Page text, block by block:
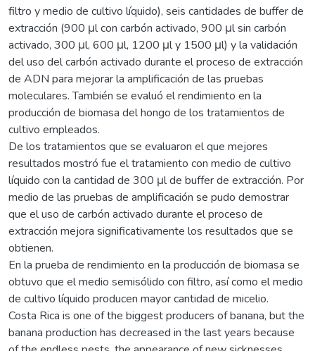
filtro y medio de cultivo líquido), seis cantidades de buffer de
extracción (900 μl con carbón activado, 900 μl sin carbón
activado, 300 μl, 600 μl, 1200 μl y 1500 μl) y la validación
del uso del carbón activado durante el proceso de extracción
de ADN para mejorar la amplificación de las pruebas
moleculares. También se evaluó el rendimiento en la
producción de biomasa del hongo de los tratamientos de
cultivo empleados.
De los tratamientos que se evaluaron el que mejores
resultados mostró fue el tratamiento con medio de cultivo
líquido con la cantidad de 300 μl de buffer de extracción. Por
medio de las pruebas de amplificación se pudo demostrar
que el uso de carbón activado durante el proceso de
extracción mejora significativamente los resultados que se
obtienen.
En la prueba de rendimiento en la producción de biomasa se
obtuvo que el medio semisólido con filtro, así como el medio
de cultivo líquido producen mayor cantidad de micelio.
Costa Rica is one of the biggest producers of banana, but the
banana production has decreased in the last years because